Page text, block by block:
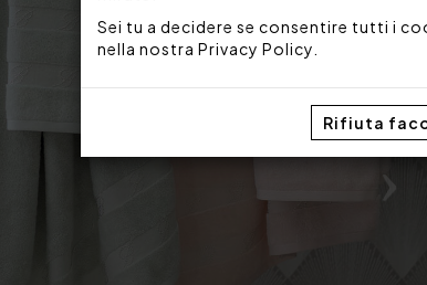
Sei tu a decidere se consentire tutti i
nella nostra Privacy Policy
Rifiuta